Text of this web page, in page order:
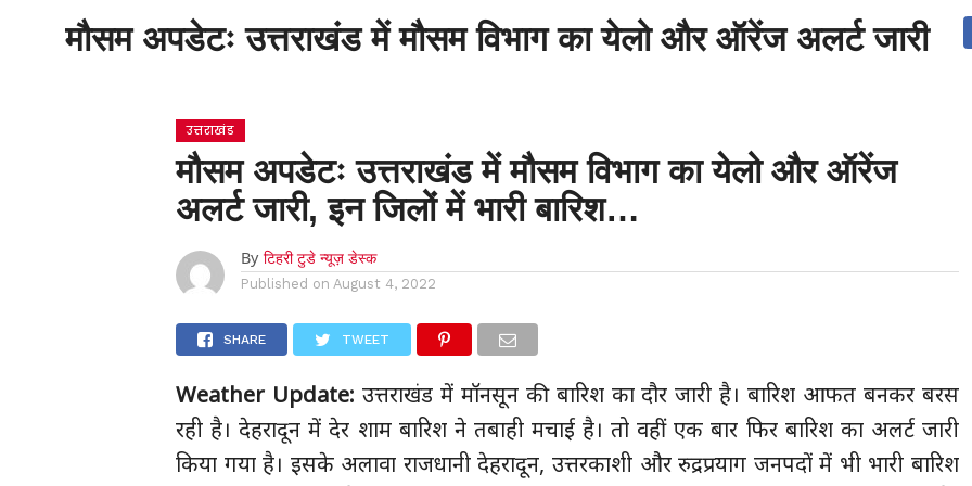
होम उत्तराखंड देश दुनिया संपर्क करें
मौसम अपडेटः उत्तराखंड में मौसम विभाग का येलो और ऑरेंज अलर्ट जारी,
उत्तराखंड
मौसम अपडेटः उत्तराखंड में मौसम विभाग का येलो और ऑरेंज
अलर्ट जारी, इन जिलों में भारी बारिश…
By टिहरी टुडे न्यूज़ डेस्क
Published on August 4, 2022
SHARE TWEET
Weather Update: उत्तराखंड में मॉनसून की बारिश का दौर जारी है। बारिश आफत बनकर बरस
रही है। देहरादून में देर शाम बारिश ने तबाही मचाई है। तो वहीं एक बार फिर बारिश का अलर्ट जारी
किया गया है। इसके अलावा राजधानी देहरादून, उत्तरकाशी और रुद्रप्रयाग जनपदों में भी भारी बारिश